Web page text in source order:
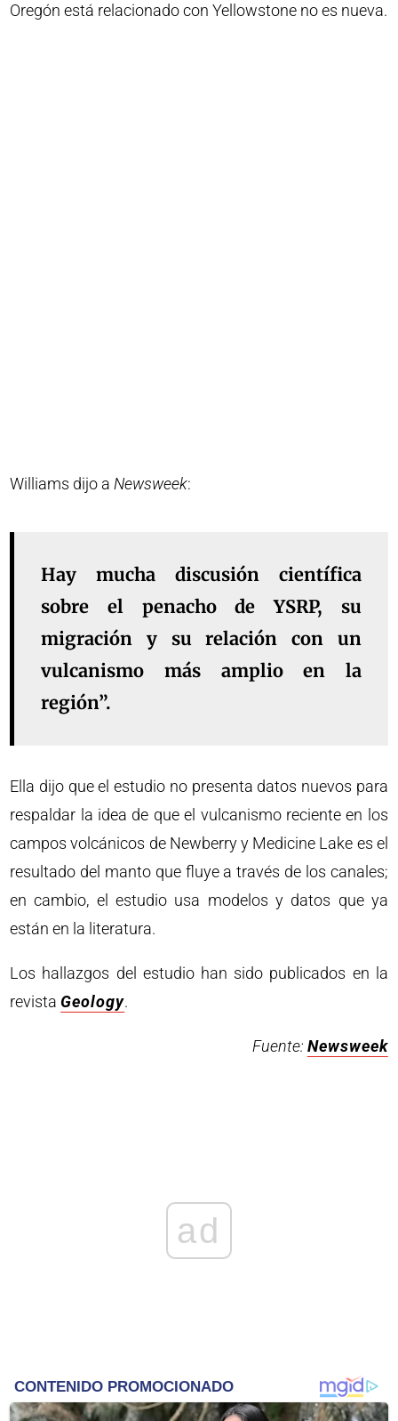
Oregón está relacionado con Yellowstone no es nueva.
Williams dijo aNewsweek:
Hay mucha discusión científica
sobre el penacho de YSRP, su
migración y su relación con un
vulcanismo más amplio en la
región”.
Ella dijo que el estudio no presenta datos nuevos para
respaldar la idea de que el vulcanismo reciente en los
campos volcánicos de Newberry y Medicine Lake es el
resultado del manto que fluye a través de los canales;
en cambio, el estudio usa modelos y datos que ya
están en la literatura.
Los hallazgos del estudio han sido publicados en la
revista Geology.
Fuente: Newsweek
ad